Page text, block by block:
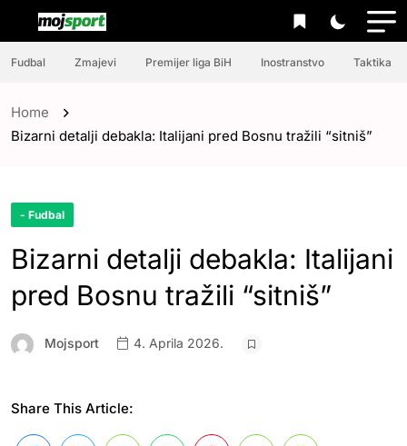
Fudbal Zmajevi Premijer liga BiH Inostranstvo Taktika
Home
Bizarni detalji debakla: Italijani pred Bosnu tražili “sitniš”
- Fudbal
Bizarni detalji debakla: Italijani
pred Bosnu tražili “sitniš”
Mojsport 4. Aprila 2026.
Share This Article: